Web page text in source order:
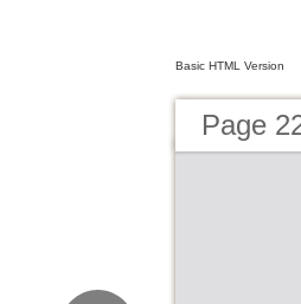
Basic HTML Version
Page